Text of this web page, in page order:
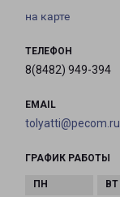
на карте
ТЕЛЕФОН
8(8482) 949-394
EMAIL
tolyatti@pecom.ru
ГРАФИК РАБОТЫ